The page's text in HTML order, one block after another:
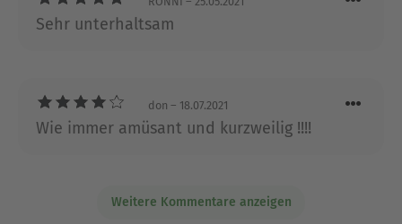
Sehr unterhaltsam
don – 18.07.2021
Wie immer amüsant und kurzweilig !!!!
Weitere Kommentare anzeigen